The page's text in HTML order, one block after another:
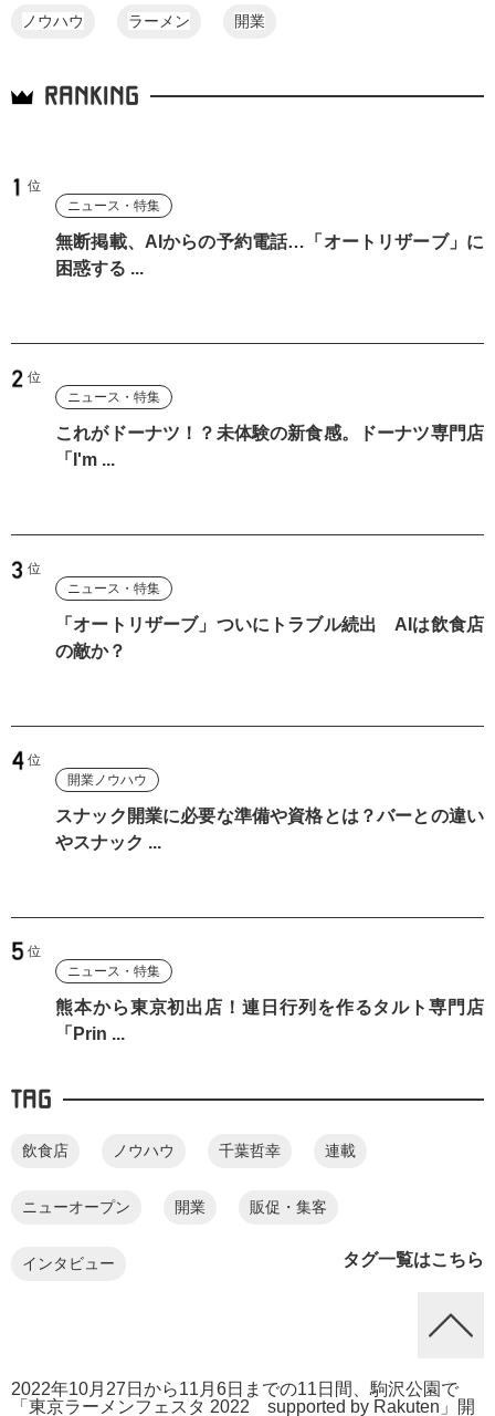
ノウハウ ラーメン 開業
RANKING
ニュース・特集
無断掲載、AIからの予約電話…「オートリザーブ」に
困惑する ...
ニュース・特集
これがドーナツ！？未体験の新食感。ドーナツ専門店
「I'm ...
ニュース・特集
「オートリザーブ」ついにトラブル続出 AIは飲食店
の敵か？
開業ノウハウ
スナック開業に必要な準備や資格とは？バーとの違い
やスナック ...
ニュース・特集
熊本から東京初出店！連日行列を作るタルト専門店
「Prin ...
TAG
飲食店 ノウハウ 千葉哲幸 連載
ニューオープン 開業 販促・集客
インタビュー タグ一覧はこちら
2022年10月27日から11月6日までの11日間、駒沢公園で
「東京ラーメンフェスタ 2022 supported by Rakuten」開